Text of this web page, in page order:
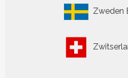
Zweden